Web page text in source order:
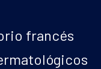
francés